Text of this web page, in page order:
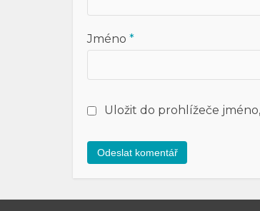
Jméno *
Uložit do prohlížeče